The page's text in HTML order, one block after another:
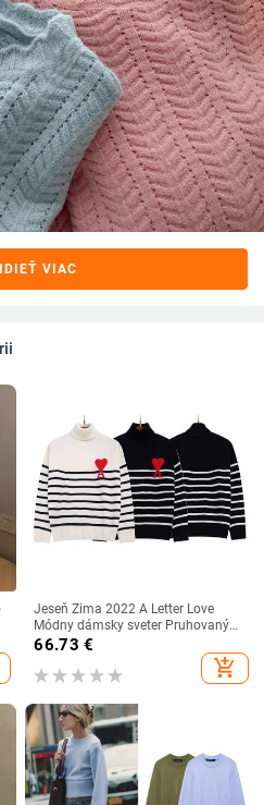
VIAC
Jeseň Zima 2022 A Letter Love
Módny dámsky sveter Pruhovaný
sveter Voľný rolák Pánske a
66.73 €
add_shopping_cart